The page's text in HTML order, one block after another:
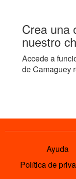
Crea una
nuestro
Accede a
de Camaguey
Ayuda
Política de